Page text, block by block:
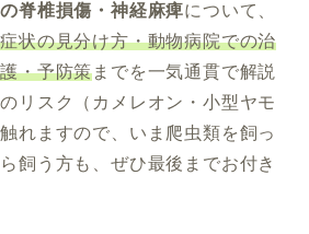
脊椎損傷・神経麻痺について、
状の見分け方・動物病院での治
・予防策までを一気通貫で解説
リスク（カメレオン・小型ヤモ
れますので、いま爬虫類を飼っ
飼う方も、ぜひ最後までお付き